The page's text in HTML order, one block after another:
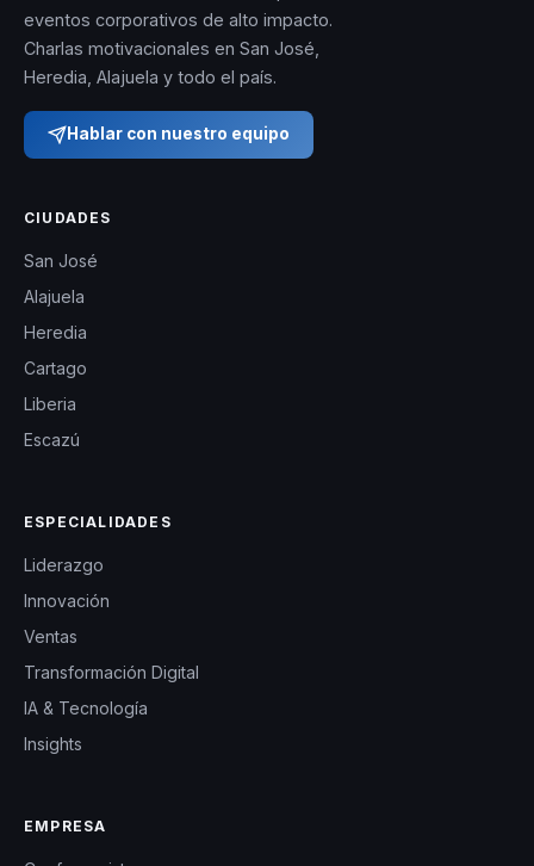
eventos corporativos de alto impacto.
Charlas motivacionales en San José,
Heredia, Alajuela y todo el país.
Hablar con nuestro equipo
CIUDADES
San José
Alajuela
Heredia
Cartago
Liberia
Escazú
ESPECIALIDADES
Liderazgo
Innovación
Ventas
Transformación Digital
IA & Tecnología
Insights
EMPRESA